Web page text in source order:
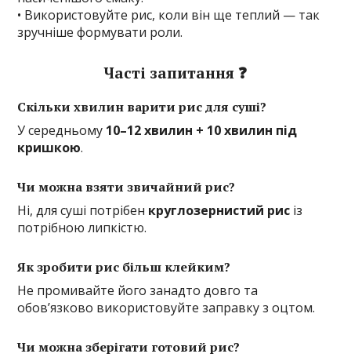
• Використовуйте рис, коли він ще теплий — так
зручніше формувати роли.
Часті запитання ❓
Скільки хвилин варити рис для суші?
У середньому 10–12 хвилин + 10 хвилин під
кришкою.
Чи можна взяти звичайний рис?
Ні, для суші потрібен круглозернистий рис із
потрібною липкістю.
Як зробити рис більш клейким?
Не промивайте його занадто довго та
обов’язково використовуйте заправку з оцтом.
Чи можна зберігати готовий рис?